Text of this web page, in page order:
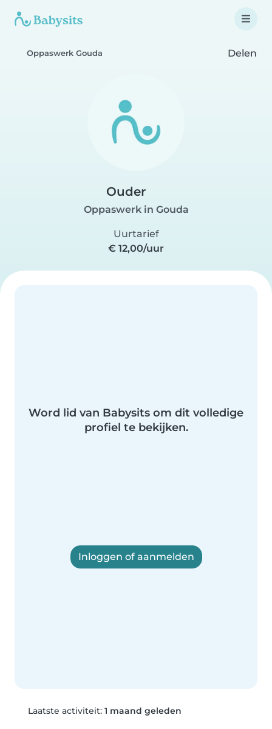
Oppaswerk Gouda Delen
Ouder
Oppaswerk in Gouda
Uurtarief
€ 12,00/uur
Word lid van Babysits om dit volledige
profiel te bekijken.
Inloggen of aanmelden
Laatste activiteit: 1 maand geleden